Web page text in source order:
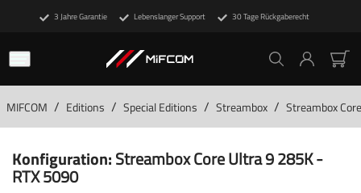
3 Jahre Garantie Lebenslanger Support 30 Tage Rückgaberecht
MIFCOM / Editions / Special Editions / Streambox / Streambox
Konfiguration:Streambox Core Ultra 9 285K -
RTX 5090